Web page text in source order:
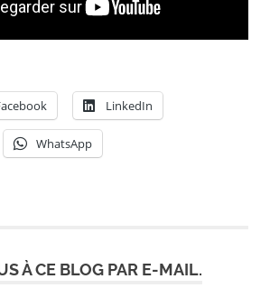
LinkedIn
WhatsApp
À CE BLOG PAR E-MAIL.